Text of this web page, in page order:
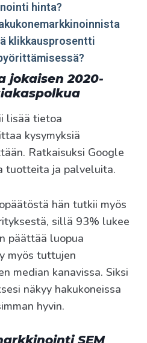
hinta?
klikkausprosentti
jokaisen 2020-
lisää tietoa
kysymyksiä
Ratkaisuksi Google
tuotteita ja palveluita.
hän tutkii myös
sillä 93% lukee
päättää luopua
myös tuttujen
median kanavissa. Siksi
näkyy hakukoneissa
hyvin.
SEM